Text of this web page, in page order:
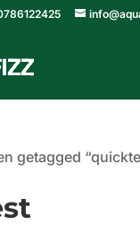
getagged